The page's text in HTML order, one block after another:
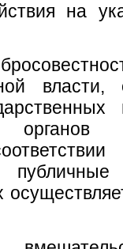
на
власти,
органов